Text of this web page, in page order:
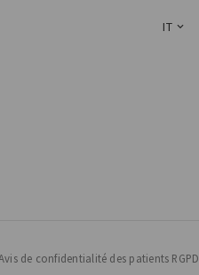
IT
de confidentialité des patients RGPD